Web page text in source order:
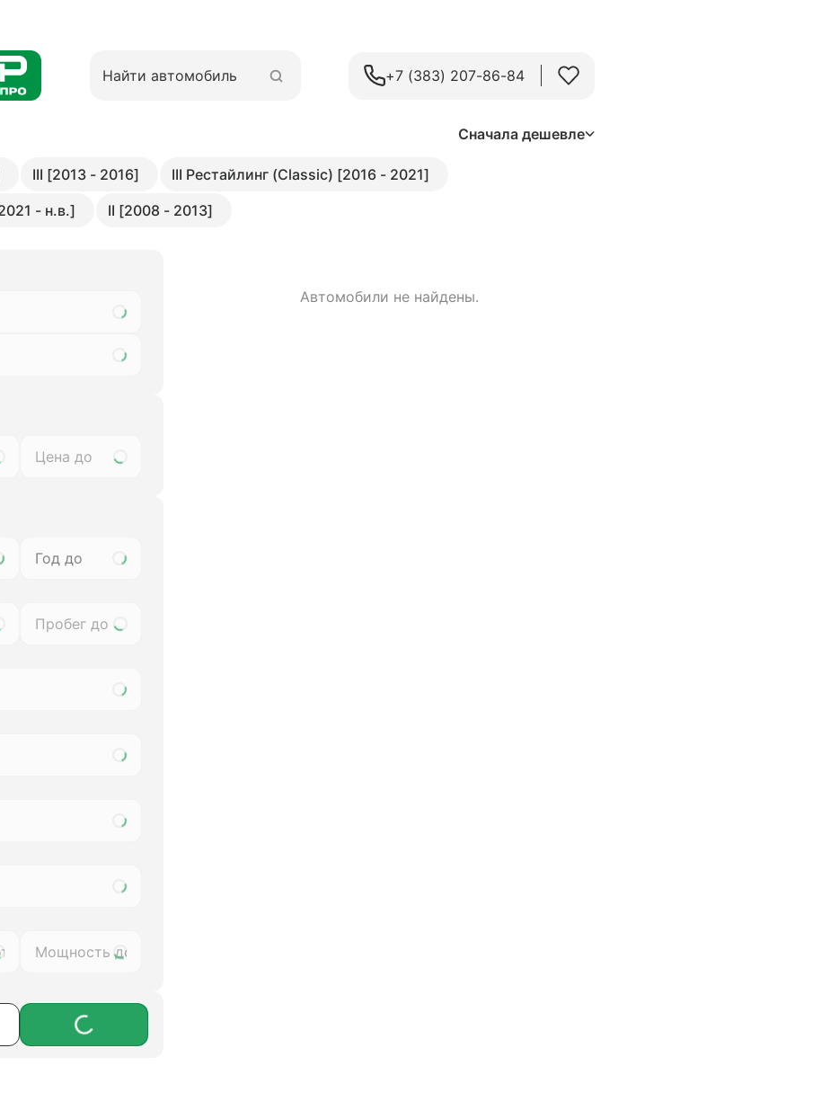
+7 (383) 207-86-84
Сначала дешевле
III [2013 - 2016]
III Рестайлинг (Classic) [2016 - 2021]
- н.в.]
II [2008 - 2013]
Год до
Автомобили не найдены.